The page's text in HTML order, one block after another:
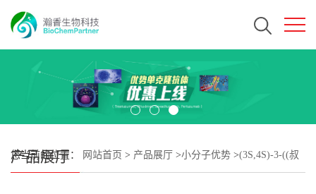
产品展厅
您当前的位置： 网站首页 > 产品展厅 >小分子优势 >(3S,4S)-3-((叔